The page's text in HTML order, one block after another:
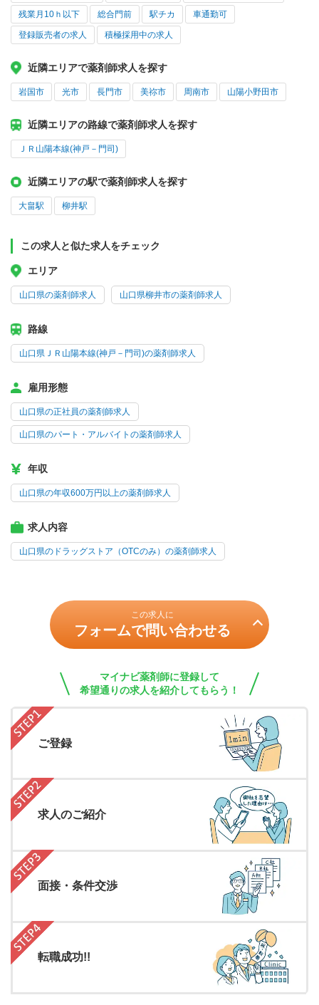
残業月10ｈ以下 総合門前 駅チカ 車通勤可
登録販売者の求人 積極採用中の求人
近隣エリアで薬剤師求人を探す
岩国市 光市 長門市 美祢市 周南市 山陽小野田市
近隣エリアの路線で薬剤師求人を探す
ＪＲ山陽本線(神戸－門司)
近隣エリアの駅で薬剤師求人を探す
大畠駅 柳井駅
この求人と似た求人をチェック
エリア
山口県の薬剤師求人 山口県柳井市の薬剤師求人
路線
山口県ＪＲ山陽本線(神戸－門司)の薬剤師求人
雇用形態
山口県の正社員の薬剤師求人
山口県のパート・アルバイトの薬剤師求人
年収
山口県の年収600万円以上の薬剤師求人
求人内容
山口県のドラッグストア（OTCのみ）の薬剤師求人
この求人に
フォームで問い合わせる
マイナビ薬剤師に登録して
希望通りの求人を紹介してもらう！
ご登録
求人のご紹介
面接・条件交渉
転職成功!!